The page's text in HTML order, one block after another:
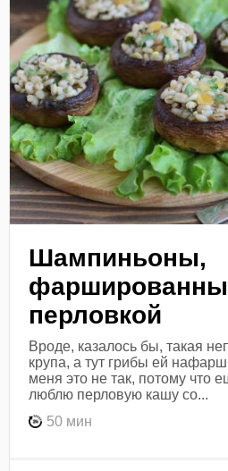
Шампиньоны,
перловкой
Вроде, казалось бы, такая
крупа, а тут грибы ей
меня это не так, потому что
люблю перловую кашу со...
50 мин